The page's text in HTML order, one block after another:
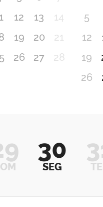
12 13
14
19 20
21
26 27
28
5
12
19
26
30
SEG